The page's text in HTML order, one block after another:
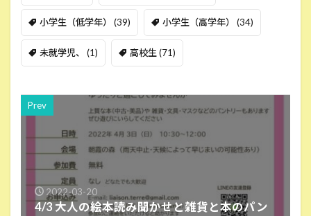
小学生（低学年） (39) 小学生（高学年） (34)
未就学児、 (1) 高校生 (71)
Prev
2022-03-20
4/3 大人の絵本読み聞かせと雑貨と本のパン